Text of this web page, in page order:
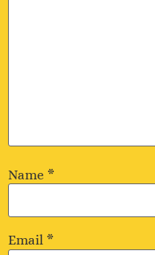
Name *
Email *